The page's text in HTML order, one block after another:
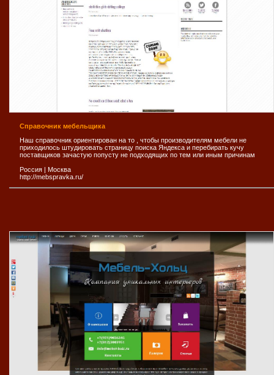
Справочник мебельщика
Наш справочник ориентирован на то , чтобы производителям мебели не
приходилось штудировать страницу поиска Яндекса и перебирать кучу
поставщиков зачастую попусту не подходящих по тем или иным причинам
Россия | Москва
http://mebspravka.ru/